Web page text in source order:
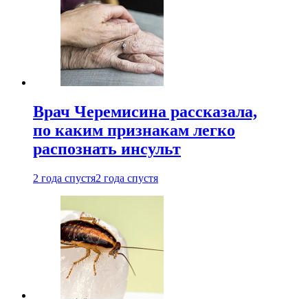
Врач Черемисина рассказала,
по каким признакам легко
распознать инсульт
2 года спустя2 года спустя